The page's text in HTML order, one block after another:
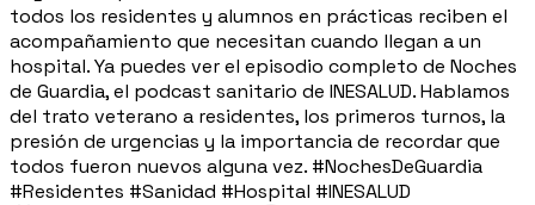
todos los residentes y alumnos en prácticas reciben el
acompañamiento que necesitan cuando llegan a un
hospital. Ya puedes ver el episodio completo de Noches
de Guardia, el podcast sanitario de INESALUD. Hablamos
del trato veterano a residentes, los primeros turnos, la
presión de urgencias y la importancia de recordar que
todos fueron nuevos alguna vez. #NochesDeGuardia
#Residentes #Sanidad #Hospital #INESALUD